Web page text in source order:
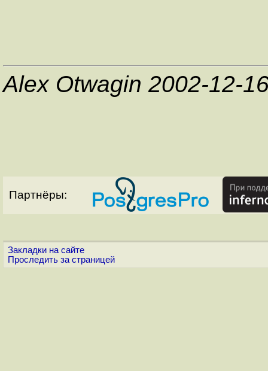
Alex Otwagin 2002-12-
Партнёры:
Закладки на сайте
Проследить за страницей